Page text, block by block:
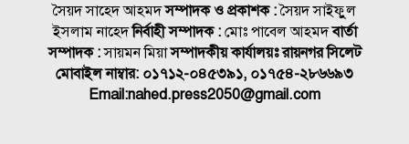
সিলেট মহানগর বিএনপির
সভাপতির দায়িত্বে ফিরলেন নাসিম
জুলাইয়ে সড়কে ঝরলো ৪১৬ প্রাণ
সৈয়দ সাহেদ আহমদসম্পাদক ও প্রকাশক :সৈয়দ সাইফুুল
ইসলাম নাহেদনির্বাহী সম্পাদক :মোঃ পাবেল আহমদবার্তা
সম্পাদক :সায়মন মিয়াসম্পাদকীয় কার্যালয়ঃ রায়নগর সিলেট
মোবাইল নাম্বার: ০১৭১২-০৪৫৩৯১, ০১৭৫৪-২৮৬৬৯৩
Email:nahed.press2050@gmail.com